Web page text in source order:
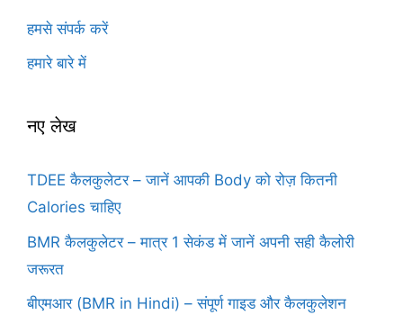
हमसे संपर्क करें
हमारे बारे में
नए लेख
TDEE कैलकुलेटर – जानें आपकी Body को रोज़ कितनी
Calories चाहिए
BMR कैलकुलेटर – मात्र 1 सेकंड में जानें अपनी सही कैलोरी
जरूरत
बीएमआर (BMR in Hindi) – संपूर्ण गाइड और कैलकुलेशन